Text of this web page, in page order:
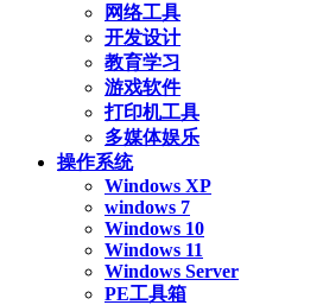
网络工具
开发设计
教育学习
游戏软件
打印机工具
多媒体娱乐
操作系统
Windows XP
windows 7
Windows 10
Windows 11
Windows Server
PE工具箱